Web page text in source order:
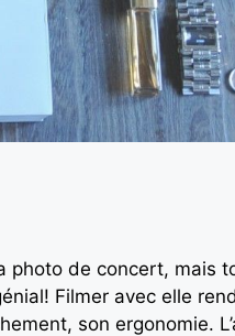
photo de concert, mais
Filmer avec elle
son ergonomie.